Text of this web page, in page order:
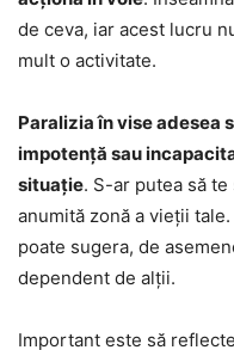
de ceva, iar acest lucru
mult o activitate.
Paralizia în vise adesea
impotență sau
situație. S-ar putea să
anumită zonă a vieții
poate sugera, de
dependent de alții.
Important este să